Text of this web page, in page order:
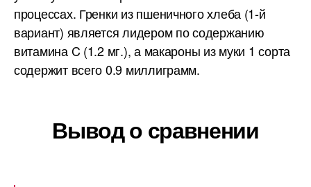
процессах. Гренки из пшеничного хлеба (1-й
вариант) является лидером по содержанию
витамина C (1.2 мг.), а макароны из муки 1 сорта
содержит всего 0.9 миллиграмм.
Вывод о сравнении